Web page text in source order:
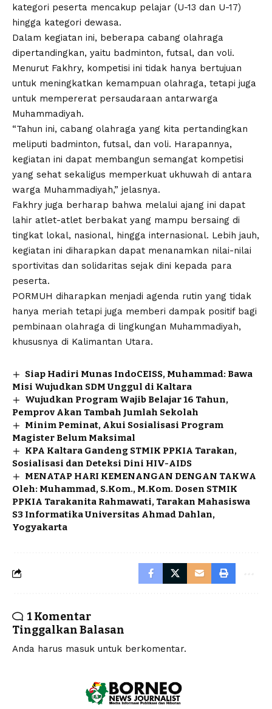
kategori peserta mencakup pelajar (U-13 dan U-17)
hingga kategori dewasa.
Dalam kegiatan ini, beberapa cabang olahraga
dipertandingkan, yaitu badminton, futsal, dan voli.
Menurut Fakhry, kompetisi ini tidak hanya bertujuan
untuk meningkatkan kemampuan olahraga, tetapi juga
untuk mempererat persaudaraan antarwarga
Muhammadiyah.
“Tahun ini, cabang olahraga yang kita pertandingkan
meliputi badminton, futsal, dan voli. Harapannya,
kegiatan ini dapat membangun semangat kompetisi
yang sehat sekaligus memperkuat ukhuwah di antara
warga Muhammadiyah,” jelasnya.
Fakhry juga berharap bahwa melalui ajang ini dapat
lahir atlet-atlet berbakat yang mampu bersaing di
tingkat lokal, nasional, hingga internasional. Lebih jauh,
kegiatan ini diharapkan dapat menanamkan nilai-nilai
sportivitas dan solidaritas sejak dini kepada para
peserta.
PORMUH diharapkan menjadi agenda rutin yang tidak
hanya meriah tetapi juga memberi dampak positif bagi
pembinaan olahraga di lingkungan Muhammadiyah,
khususnya di Kalimantan Utara.
Siap Hadiri Munas IndoCEISS, Muhammad: Bawa
Misi Wujudkan SDM Unggul di Kaltara
Wujudkan Program Wajib Belajar 16 Tahun,
Pemprov Akan Tambah Jumlah Sekolah
Minim Peminat, Akui Sosialisasi Program
Magister Belum Maksimal
KPA Kaltara Gandeng STMIK PPKIA Tarakan,
Sosialisasi dan Deteksi Dini HIV-AIDS
MENATAP HARI KEMENANGAN DENGAN TAKWA
Oleh: Muhammad, S.Kom., M.Kom. Dosen STMIK
PPKIA Tarakanita Rahmawati, Tarakan Mahasiswa
S3 Informatika Universitas Ahmad Dahlan,
Yogyakarta
1 Komentar
Tinggalkan Balasan
Anda harus masuk untuk berkomentar.